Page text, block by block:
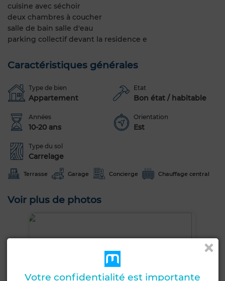
cuisine avec séchoir
deux chambres à coucher
salle de bain salle d'eau
parking collectif devant la residence e
Caractéristiques générales
Type de bien
Appartement
Etat
Bon état / habitable
Années
10-20 ans
Orientation
Est
Type du sol
Carrelage
Terrasse Garage Concierge Chauffage central
Voir plus de photos
Votre confidentialité est importante